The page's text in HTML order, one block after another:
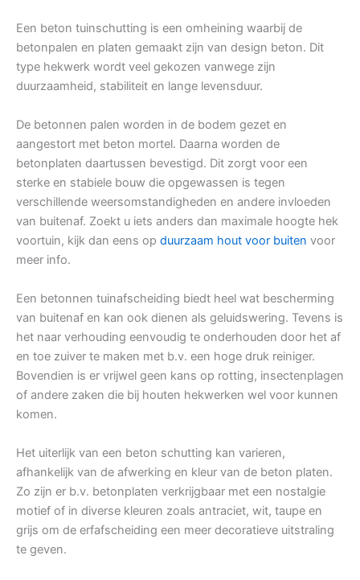
Een beton tuinschutting is een omheining waarbij de
betonpalen en platen gemaakt zijn van design beton. Dit
type hekwerk wordt veel gekozen vanwege zijn
duurzaamheid, stabiliteit en lange levensduur.
De betonnen palen worden in de bodem gezet en
aangestort met beton mortel. Daarna worden de
betonplaten daartussen bevestigd. Dit zorgt voor een
sterke en stabiele bouw die opgewassen is tegen
verschillende weersomstandigheden en andere invloeden
van buitenaf. Zoekt u iets anders dan maximale hoogte hek
voortuin, kijk dan eens op duurzaam hout voor buiten voor
meer info.
Een betonnen tuinafscheiding biedt heel wat bescherming
van buitenaf en kan ook dienen als geluidswering. Tevens is
het naar verhouding eenvoudig te onderhouden door het af
en toe zuiver te maken met b.v. een hoge druk reiniger.
Bovendien is er vrijwel geen kans op rotting, insectenplagen
of andere zaken die bij houten hekwerken wel voor kunnen
komen.
Het uiterlijk van een beton schutting kan varieren,
afhankelijk van de afwerking en kleur van de beton platen.
Zo zijn er b.v. betonplaten verkrijgbaar met een nostalgie
motief of in diverse kleuren zoals antraciet, wit, taupe en
grijs om de erfafscheiding een meer decoratieve uitstraling
te geven.